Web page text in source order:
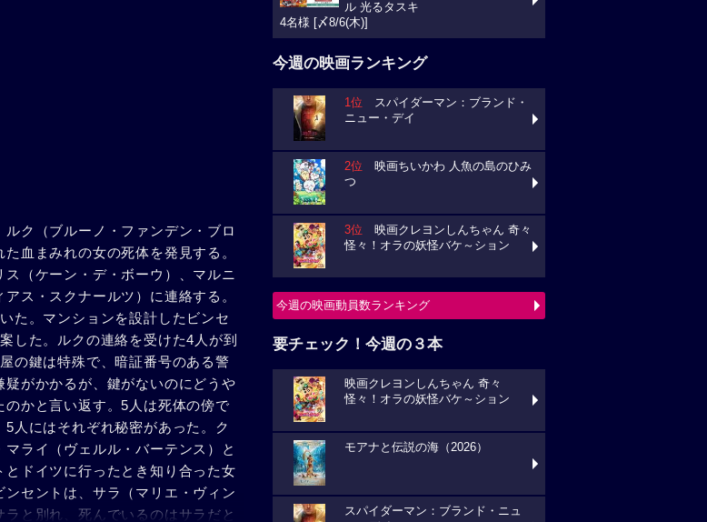
ク（ブルーノ・ファンデン・ブロ
血まみれの女の死体を発見する。
（ケーン・デ・ボーウ）、マルニ
ス・スクナールツ）に連絡する。
た。マンションを設計したビンセ
した。ルクの連絡を受けた4人が到
の鍵は特殊で、暗証番号のある警
がかかるが、鍵がないのにどうや
かと言い返す。5人は死体の傍で
人にはそれぞれ秘密があった。ク
ライ（ヴェルル・バーテンス）と
ドイツに行ったとき知り合った女
セントは、サラ（マリエ・ヴィン
と別れ、死んでいるのはサラだと
ル 光るタスキ
4名様 [〆8/6(木)]
今週の映画ランキング
1位 スパイダーマン：ブランド・
ニュー・デイ
2位 映画ちいかわ 人魚の島のひみ
つ
3位 映画クレヨンしんちゃん 奇々
怪々！オラの妖怪バケ～ション
今週の映画動員数ランキング
要チェック！今週の３本
映画クレヨンしんちゃん 奇々
怪々！オラの妖怪バケ～ション
モアナと伝説の海（2026）
スパイダーマン：ブランド・ニュ